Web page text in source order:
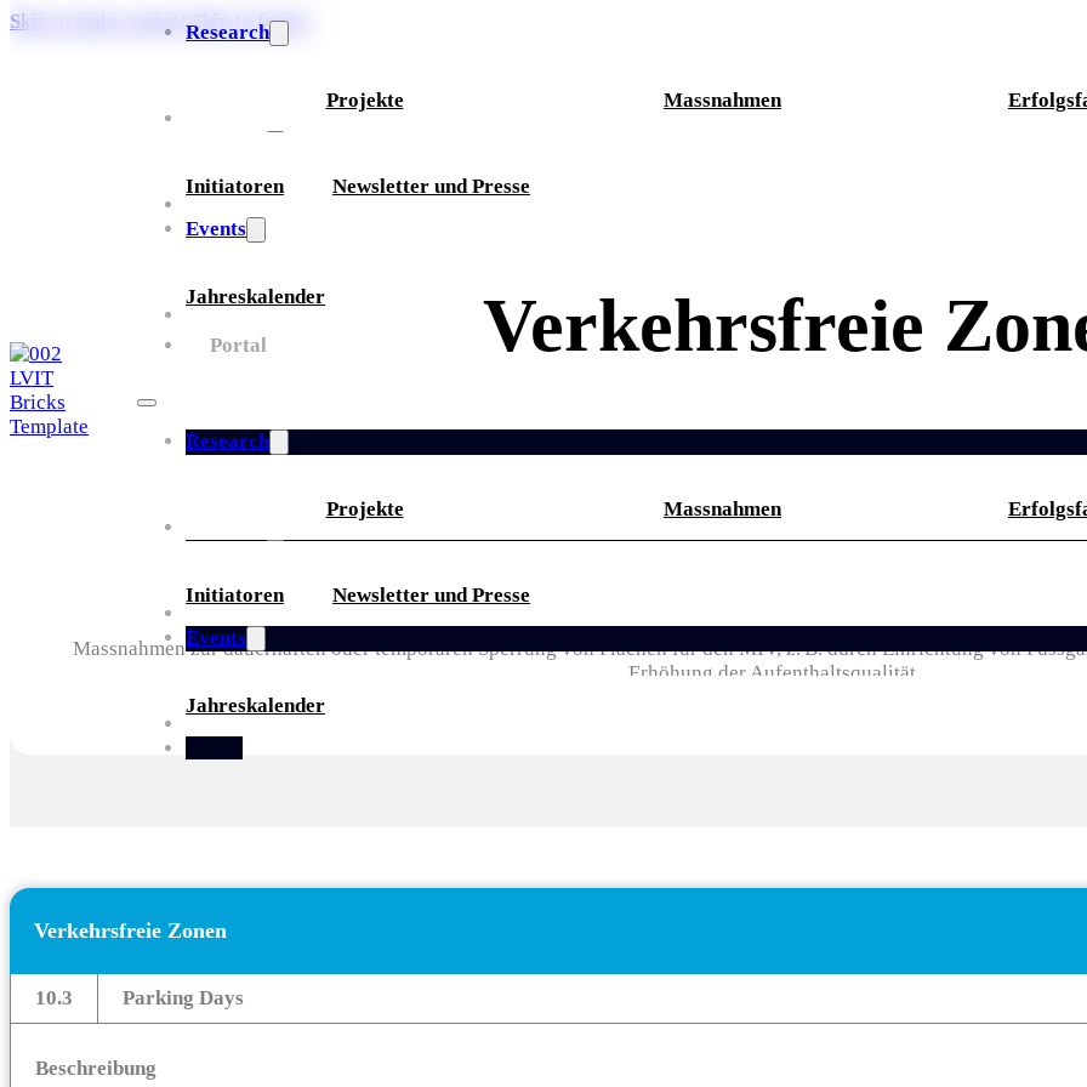
Skip to main content Skip to footer
Research
Projekte Massnahmen
Initiatoren Newsletter und Presse
Events
Jahreskalender
Portal
Research
Projekte Massnahmen
Initiatoren Newsletter und Presse
Events
Jahreskalender
Verkehrsfreie
Massnahmen zur dauerhaften oder temporären Sperrung von Flächen für den MIV, z. B. durch Einrichtung von
Erhöhung der Aufenthaltsqualität.
Verkehrsfreie Zonen
10.3 Parking Days
Beschreibung